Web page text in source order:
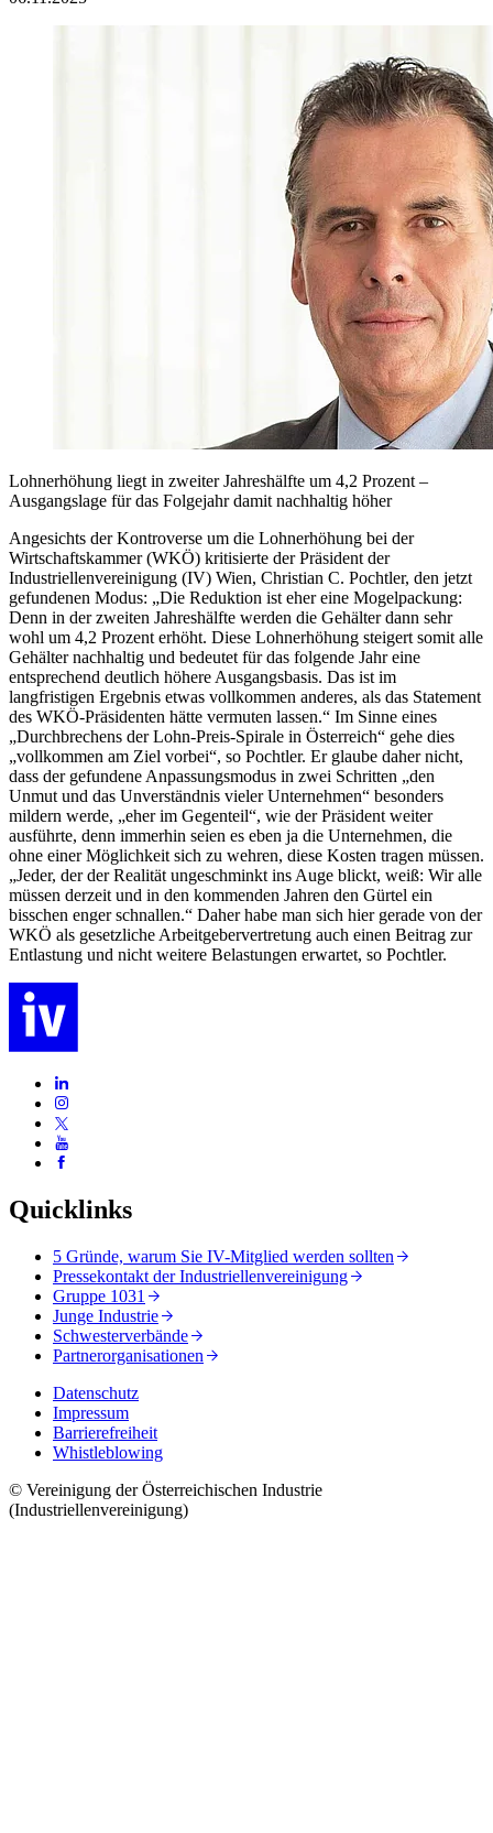
Lohnerhöhung liegt in zweiter Jahreshälfte um 4,2 Prozent –
Ausgangslage für das Folgejahr damit nachhaltig höher
Angesichts der Kontroverse um die Lohnerhöhung bei der
Wirtschaftskammer (WKÖ) kritisierte der Präsident der
Industriellenvereinigung (IV) Wien, Christian C. Pochtler, den jetzt
gefundenen Modus: „Die Reduktion ist eher eine Mogelpackung:
Denn in der zweiten Jahreshälfte werden die Gehälter dann sehr
wohl um 4,2 Prozent erhöht. Diese Lohnerhöhung steigert somit alle
Gehälter nachhaltig und bedeutet für das folgende Jahr eine
entsprechend deutlich höhere Ausgangsbasis. Das ist im
langfristigen Ergebnis etwas vollkommen anderes, als das Statement
des WKÖ-Präsidenten hätte vermuten lassen.“ Im Sinne eines
„Durchbrechens der Lohn-Preis-Spirale in Österreich“ gehe dies
„vollkommen am Ziel vorbei“, so Pochtler. Er glaube daher nicht,
dass der gefundene Anpassungsmodus in zwei Schritten „den
Unmut und das Unverständnis vieler Unternehmen“ besonders
mildern werde, „eher im Gegenteil“, wie der Präsident weiter
ausführte, denn immerhin seien es eben ja die Unternehmen, die
ohne einer Möglichkeit sich zu wehren, diese Kosten tragen müssen.
„Jeder, der der Realität ungeschminkt ins Auge blickt, weiß: Wir alle
müssen derzeit und in den kommenden Jahren den Gürtel ein
bisschen enger schnallen.“ Daher habe man sich hier gerade von der
WKÖ als gesetzliche Arbeitgebervertretung auch einen Beitrag zur
Entlastung und nicht weitere Belastungen erwartet, so Pochtler.
Quicklinks
5 Gründe, warum Sie IV-Mitglied werden sollten
Pressekontakt der Industriellenvereinigung
Gruppe 1031
Junge Industrie
Schwesterverbände
Partnerorganisationen
Datenschutz
Impressum
Barrierefreiheit
Whistleblowing
© Vereinigung der Österreichischen Industrie
(Industriellenvereinigung)